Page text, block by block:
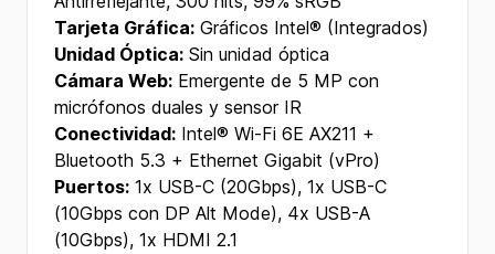
Tarjeta Gráfica: Gráficos Intel® (Integrados)
Unidad Óptica: Sin unidad óptica
Cámara Web: Emergente de 5 MP con
micrófonos duales y sensor IR
Conectividad: Intel® Wi-Fi 6E AX211 +
Bluetooth 5.3 + Ethernet Gigabit (vPro)
Puertos: 1x USB-C (20Gbps), 1x USB-C
(10Gbps con DP Alt Mode), 4x USB-A
(10Gbps), 1x HDMI 2.1